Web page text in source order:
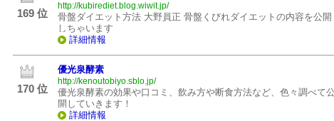
169 位
http://kubirediet.blog.wiwit.jp/
骨盤ダイエット方法 大野員正 骨盤くびれダイエットの内容を公開
しちゃいます
詳細情報
170 位
優光泉酵素
http://kenoutobiyo.sblo.jp/
優光泉酵素の効果や口コミ、飲み方や断食方法など、色々調べて
開していきます！
詳細情報